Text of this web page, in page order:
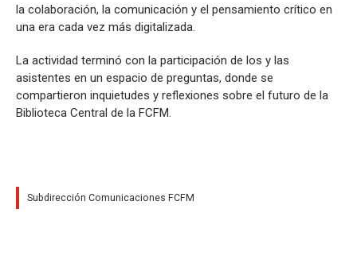
la colaboración, la comunicación y el pensamiento crítico en
una era cada vez más digitalizada.
La actividad terminó con la participación de los y las
asistentes en un espacio de preguntas, donde se
compartieron inquietudes y reflexiones sobre el futuro de la
Biblioteca Central de la FCFM.
Subdirección Comunicaciones FCFM